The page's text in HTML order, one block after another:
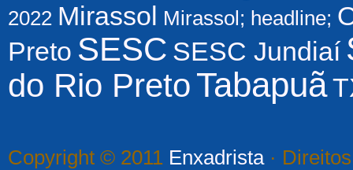
2022 Mirassol Mirassol; headline;
Preto SESC SESC Jundiaí
do Rio PretoTabapuã
Copyright © 2011 Enxadrista·